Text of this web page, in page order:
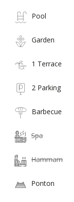
Pool
Garden
1 Terrace
2 Parking
Barbecue
Spa
Hammam
Ponton